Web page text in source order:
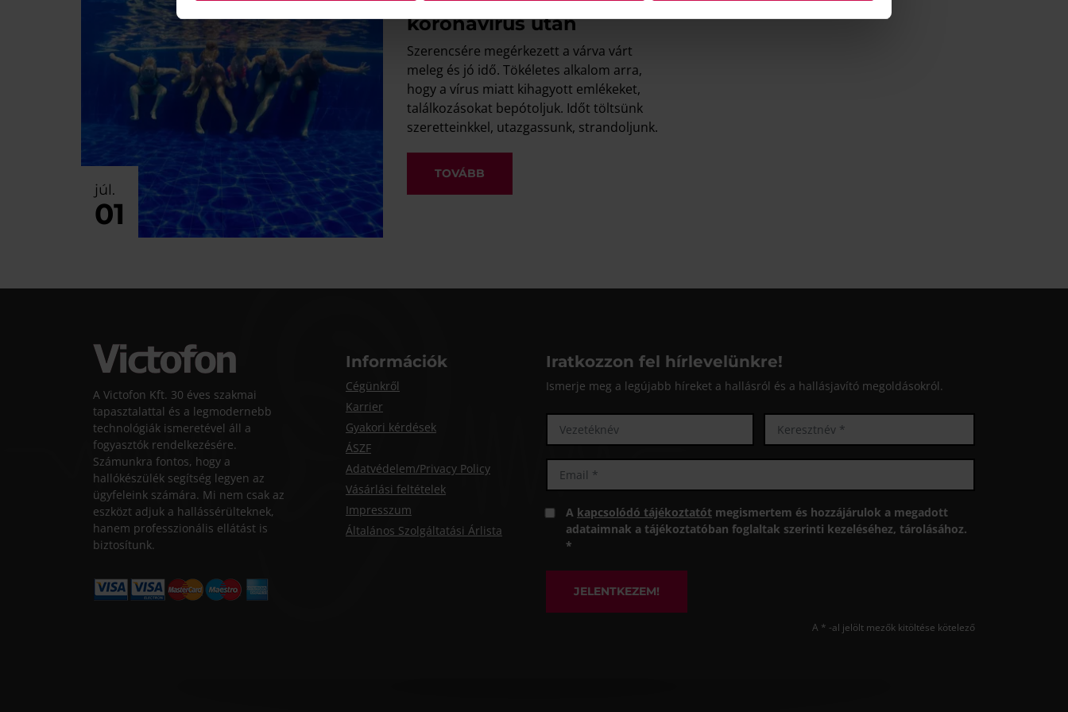
júl.
01
koronavírus után
Szerencsére megérkezett a várva várt
meleg és jó idő. Tökéletes alkalom arra,
hogy a vírus miatt kihagyott emlékeket,
találkozásokat bepótoljuk. Időt töltsünk
szeretteinkkel, utazgassunk, strandoljunk.
TOVÁBB
A Victofon Kft. 30 éves szakmai
tapasztalattal és a legmodernebb
technológiák ismeretével áll a
fogyasztók rendelkezésére.
Számunkra fontos, hogy a
hallókészülék segítség legyen az
ügyfeleink számára. Mi nem csak az
eszközt adjuk a hallássérülteknek,
hanem professzionális ellátást is
biztosítunk.
Információk
Cégünkről
Karrier
Gyakori kérdések
ÁSZF
Adatvédelem/Privacy Policy
Vásárlási feltételek
Impresszum
Általános Szolgáltatási Árlista
Iratkozzon fel hírlevelünkre!
Ismerje meg a legújabb híreket a hallásról és a hallásjavító megoldásokról.
A kapcsolódó tájékoztatót megismertem és hozzájárulok a megadott
adataimnak a tájékoztatóban foglaltak szerinti kezeléséhez, tárolásához.
*
JELENTKEZEM!
A * -al jelölt mezők kitöltése kötelező